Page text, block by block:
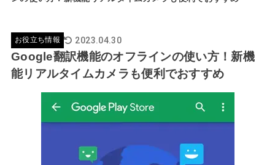
お役立ち情報 2023.04.30
Google翻訳機能のオフラインの使い方！新機
能リアルタイムカメラも便利でおすすめ